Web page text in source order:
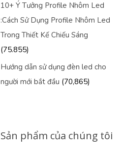
10+ Ý Tưởng Profile Nhôm Led
:Cách Sử Dụng Profile Nhôm Led
Trong Thiết Kế Chiếu Sáng
(75.855)
Hướng dẫn sử dụng đèn led cho
người mới bắt đầu (70,865)
Sản phẩm của chúng tôi